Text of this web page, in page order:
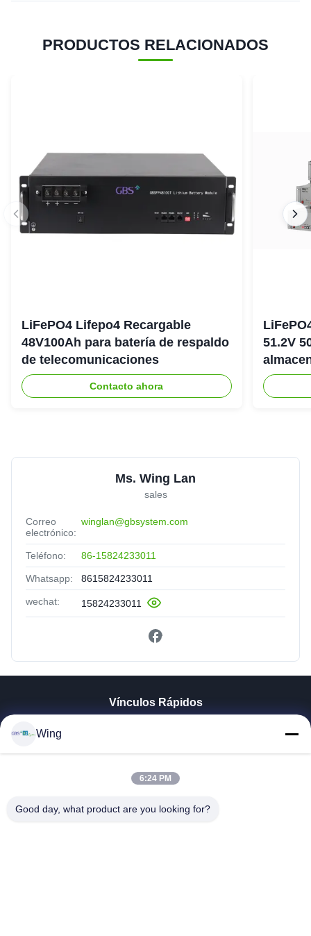
PRODUCTOS RELACIONADOS
LiFePO4 Lifepo4 Recargable
48V100Ah para batería de respaldo
de telecomunicaciones
Contacto ahora
51.2V
hogar
Ms. Wing Lan
sales
Correo
electrónico:
winglan@gbsystem.com
Teléfono: 86-15824233011
Whatsapp: 8615824233011
wechat: 15824233011
Vínculos Rápidos
Espectáculo VR
Recorrido Por La Fábrica
Wing
6:24 PM
Good day, what product are you looking for?